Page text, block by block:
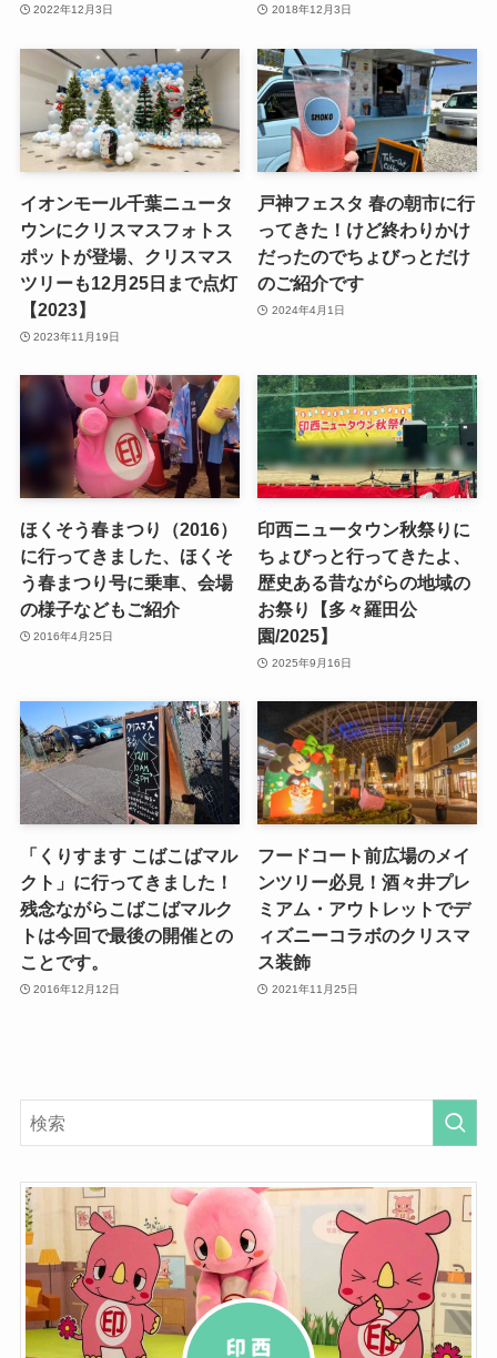
2022年12月3日 2018年12月3日
イオンモール千葉ニュータ
ウンにクリスマスフォトス
ポットが登場、クリスマス
ツリーも12月25日まで点灯
【2023】
2023年11月19日
戸神フェスタ 春の朝市に行
ってきた！けど終わりかけ
だったのでちょびっとだけ
のご紹介です
2024年4月1日
ほくそう春まつり（2016）
に行ってきました、ほくそ
う春まつり号に乗車、会場
の様子などもご紹介
2016年4月25日
印西ニュータウン秋祭りに
ちょびっと行ってきたよ、
歴史ある昔ながらの地域の
お祭り【多々羅田公
園/2025】
2025年9月16日
「くりすます こばこばマル
クト」に行ってきました！
残念ながらこばこばマルク
トは今回で最後の開催との
ことです。
2016年12月12日
フードコート前広場のメイ
ンツリー必見！酒々井プレ
ミアム・アウトレットでデ
ィズニーコラボのクリスマ
ス装飾
2021年11月25日